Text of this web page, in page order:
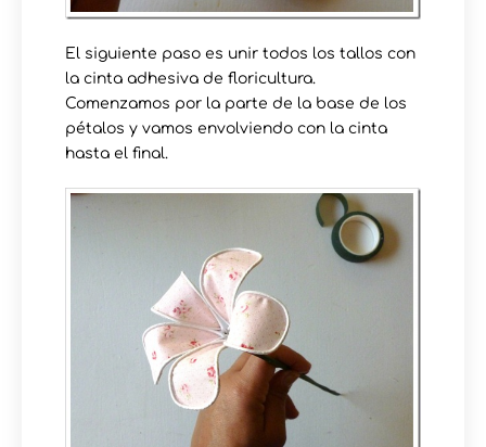
El siguiente paso es unir todos los tallos con
la cinta adhesiva de floricultura.
Comenzamos por la parte de la base de los
pétalos y vamos envolviendo con la cinta
hasta el final.